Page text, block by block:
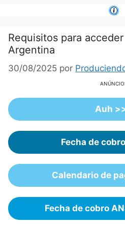
contenido
Requisitos para
Argentina
30/08/2025 por
Auh
Fecha de
Calendario de
Fecha de cobro